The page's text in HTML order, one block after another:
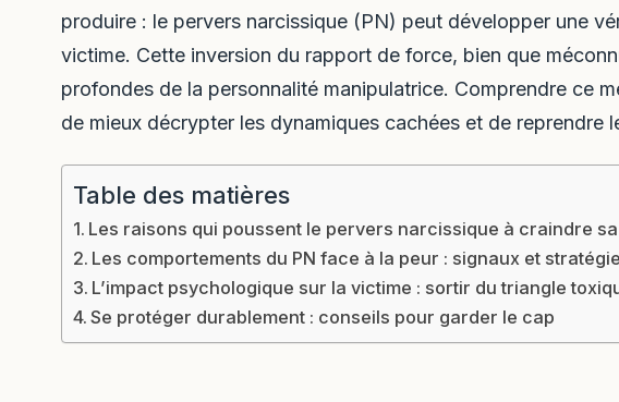
produire : le pervers narcissique (PN) peut développer une
victime. Cette inversion du rapport de force, bien que
profondes de la personnalité manipulatrice. Comprendre ce
de mieux décrypter les dynamiques cachées et de reprendre
Table des matières
Les raisons qui poussent le pervers narcissique à craindre
Les comportements du PN face à la peur : signaux et
L’impact psychologique sur la victime : sortir du triangle
Se protéger durablement : conseils pour garder le cap